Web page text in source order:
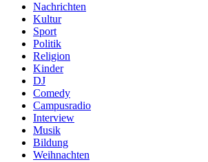
Nachrichten
Kultur
Sport
Politik
Religion
Kinder
DJ
Comedy
Campusradio
Interview
Musik
Bildung
Weihnachten